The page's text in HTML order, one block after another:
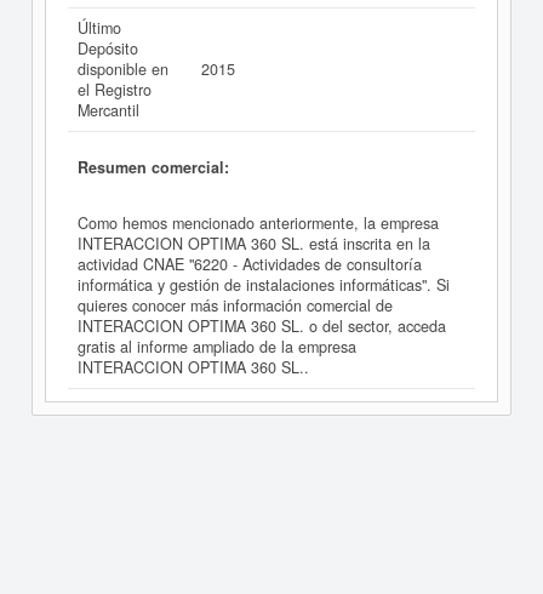
Último
Depósito
disponible en
el Registro
Mercantil
2015
Resumen comercial:
Como hemos mencionado anteriormente, la empresa
INTERACCION OPTIMA 360 SL. está inscrita en la
actividad CNAE "6220 - Actividades de consultoría
informática y gestión de instalaciones informáticas". Si
quieres conocer más información comercial de
INTERACCION OPTIMA 360 SL. o del sector, acceda
gratis al informe ampliado de la empresa
INTERACCION OPTIMA 360 SL..